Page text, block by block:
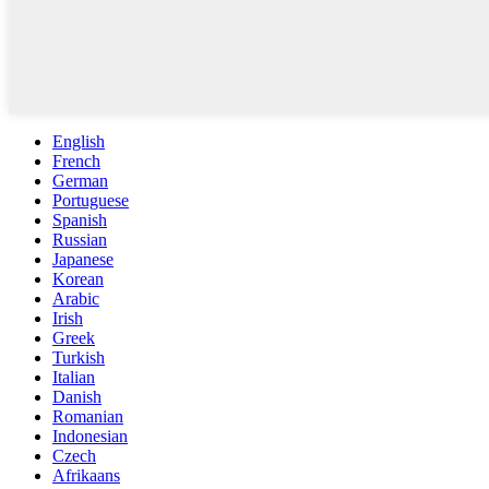
English
French
German
Portuguese
Spanish
Russian
Japanese
Korean
Arabic
Irish
Greek
Turkish
Italian
Danish
Romanian
Indonesian
Czech
Afrikaans